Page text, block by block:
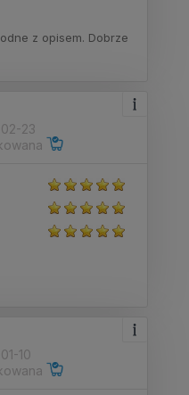
z opisem. Dobrze
23
10